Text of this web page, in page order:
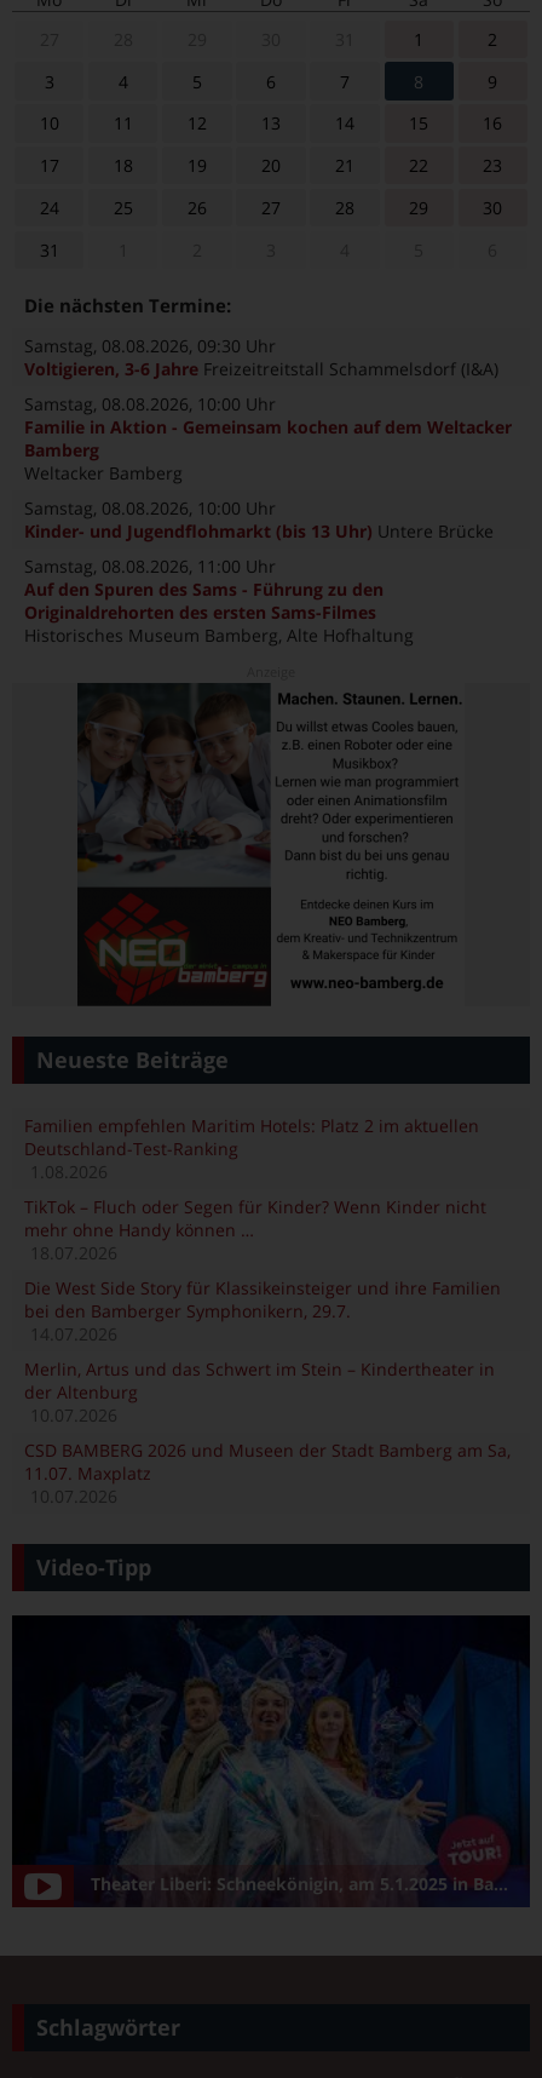
1
2
3
4 5 6 7 8
9
10
11 12 13 14 15
16
17
18 19 20 21 22
23
24
25 26 27 28 29
30
31
Die nächsten Termine:
Samstag, 08.08.2026, 09:30 Uhr
Voltigieren, 3-6 Jahre Freizeitreitstall Schammelsdorf (I&A)
Samstag, 08.08.2026, 10:00 Uhr
Familie in Aktion - Gemeinsam kochen auf dem Weltacker
Bamberg
Weltacker Bamberg
Samstag, 08.08.2026, 10:00 Uhr
Kinder- und Jugendflohmarkt (bis 13 Uhr) Untere Brücke
Samstag, 08.08.2026, 11:00 Uhr
Auf den Spuren des Sams - Führung zu den
Originaldrehorten des ersten Sams-Filmes
Historisches Museum Bamberg, Alte Hofhaltung
Neueste Beiträge
Familien empfehlen Maritim Hotels: Platz 2 im aktuellen
Deutschland-Test-Ranking
1.08.2026
TikTok – Fluch oder Segen für Kinder? Wenn Kinder nicht
mehr ohne Handy können …
18.07.2026
Die West Side Story für Klassikeinsteiger und ihre Familien
bei den Bamberger Symphonikern, 29.7.
14.07.2026
Merlin, Artus und das Schwert im Stein – Kindertheater in
der Altenburg
10.07.2026
CSD BAMBERG 2026 und Museen der Stadt Bamberg am Sa,
11.07. Maxplatz
10.07.2026
Video-Tipp
Theater Liberi: Schneekönigin, am 5.1.2025 in Bamberg/Konzerthalle
Schlagwörter